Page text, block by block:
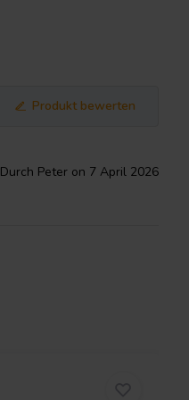
Produkt bewerten
Durch Peter on 7 April 2026